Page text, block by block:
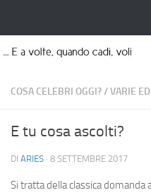
COSA CELEBRI OGGI?/VARIE
E tu cosa ascolti?
DI ARIES · 8 SETTEMBRE 2017
Si tratta della classica domanda